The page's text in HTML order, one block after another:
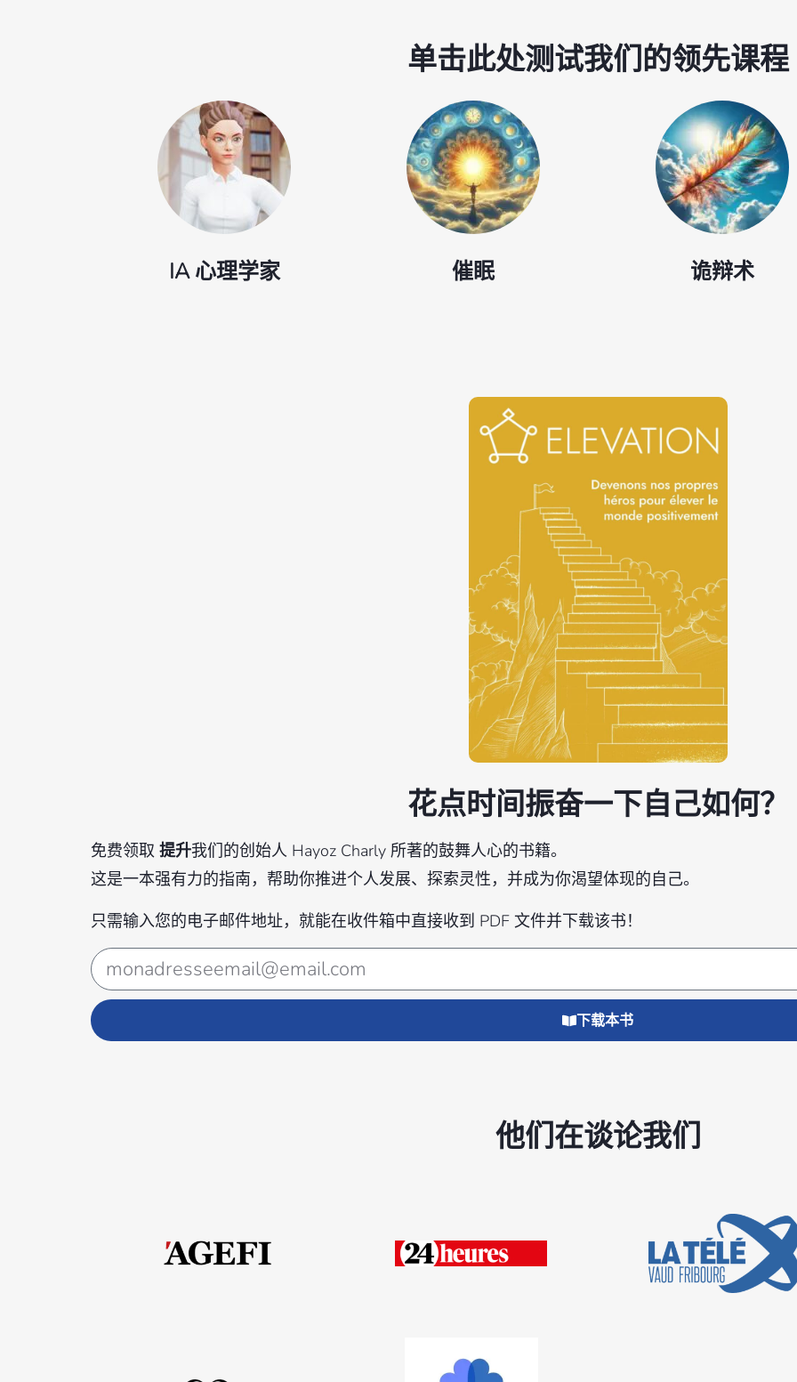
单击此处测试我们的领先课程
IA 心理学家 催眠 诡辩术
花点时间振奋一下自己如何？
免费领取 提升我们的创始人 Hayoz Charly 所著的鼓舞人心的书籍。
这是一本强有力的指南，帮助你推进个人发展、探索灵性，并成为你渴望体现的自己。
只需输入您的电子邮件地址，就能在收件箱中直接收到 PDF 文件并下载该书！
下载本书
他们在谈论我们